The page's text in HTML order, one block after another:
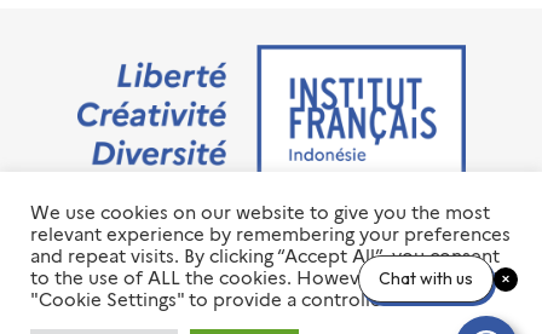
Jalan M.H. Thamrin No. 20 Jakarta Pusat 10350
+6221 23 55 79 00
info@ifi-id.com
© 2020 All Right Reserved
We use cookies on our website to give you the most
relevant experience by remembering your preferences
and repeat visits. By clicking “Accept All”, you consent
to the use of ALL the cookies. However, you may visit
"Cookie Settings" to provide a controlled consent.
Chat with us